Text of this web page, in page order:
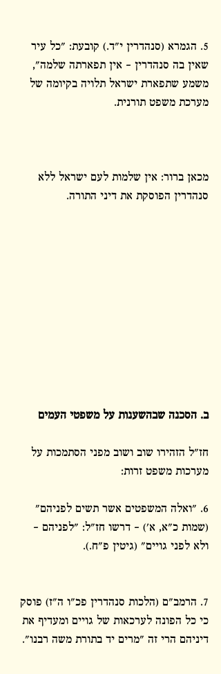
5. הגמרא (סנהדרין י"ד.) קובעת: "כל עיר
שאין בה סנהדרין – אין תפארתה שלמה",
משמע שתפארת ישראל תלויה בקיומה של
מערכת משפט תורנית.
מכאן ברור: אין שלמות לעם ישראל ללא
סנהדרין הפוסקת את דיני התורה.
ב. הסכנה שבהשענות על משפטי העמים
חז"ל הזהירו שוב ושוב מפני הסתמכות על
מערכות משפט זרות:
6. "ואלה המשפטים אשר תשים לפניהם"
(שמות כ"א, א') – דרשו חז"ל: "לפניהם –
ולא לפני גויים" (גיטין פ"ח.).
7. הרמב"ם (הלכות סנהדרין פכ"ו ה"ז) פוסק
כי כל הפונה לערכאות של גויים ומעדיף את
דיניהם הרי זה "מרים יד בתורת משה רבנו".